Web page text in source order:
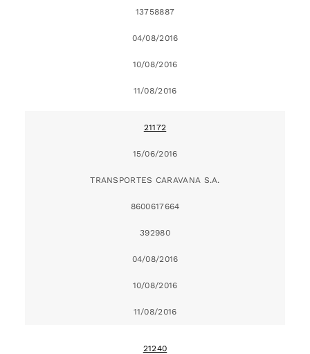
13758887
04/08/2016
10/08/2016
11/08/2016
21172
15/06/2016
TRANSPORTES CARAVANA S.A.
8600617664
392980
04/08/2016
10/08/2016
11/08/2016
21240